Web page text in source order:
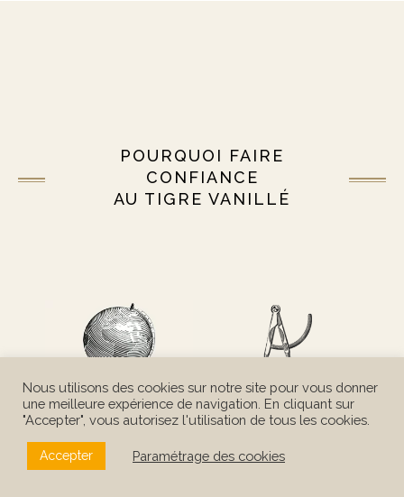
POURQUOI FAIRE
CONFIANCE
AU TIGRE VANILLÉ
Nous sommes
des experts
denos destinations.
Du vrai sur mesure !
Nous personnalisons
Nous utilisons des cookies sur notre site pour vous donner
une meilleure expérience de navigation. En cliquant sur
"Accepter", vous autorisez l'utilisation de tous les cookies.
Accepter Paramétrage des cookies